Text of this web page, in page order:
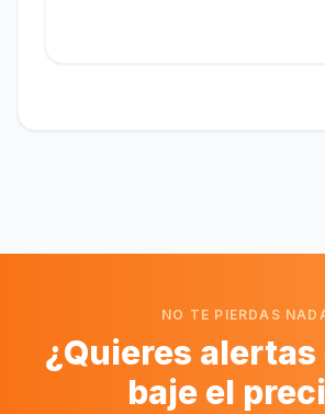
NO TE PIERDAS
¿Quieres
baje el